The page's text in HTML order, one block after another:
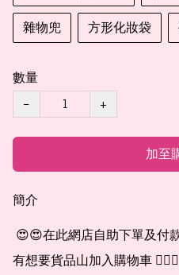
雜物兜 方形化妝袋
數量
−
+
加至
簡介
有想要貨品山加入購物車